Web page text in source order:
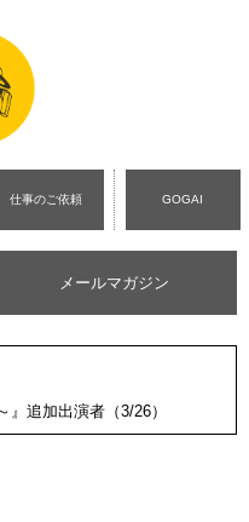
仕事のご依頼 GOGAI
メールマガジン
』追加出演者（3/26）